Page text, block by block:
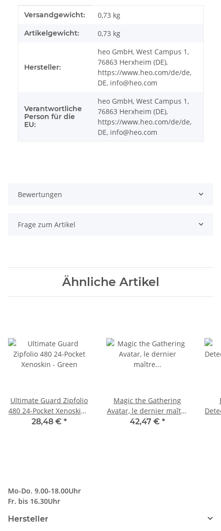
Produkteigenschaft
Wert
Versandgewicht: 0,73 kg
Artikelgewicht: 0,73 kg
Hersteller:
heo GmbH, West Campus 1,
76863 Herxheim (DE),
https://www.heo.com/de/de,
DE, info@heo.com
Verantwortliche
Person für die
EU:
heo GmbH, West Campus 1,
76863 Herxheim (DE),
https://www.heo.com/de/de,
DE, info@heo.com
Bewertungen
Frage zum Artikel
Ähnliche Artikel
Ultimate Guard Zipfolio
480 24-Pocket Xenoskin -
Green
28,48 € *
Magic the Gathering
Avatar, le dernier maître
Einsteigerboxen
42,47 € *
Mo-Do. 9.00-18.00Uhr
Fr. bis 16.30Uhr
Hersteller